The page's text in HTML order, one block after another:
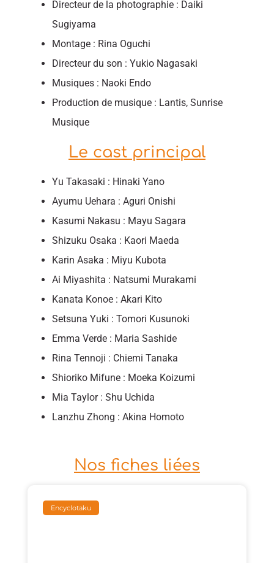
Directeur de la photographie : Daiki
Sugiyama
Montage : Rina Oguchi
Directeur du son : Yukio Nagasaki
Musiques : Naoki Endo
Production de musique : Lantis, Sunrise
Musique
Le cast principal
Yu Takasaki : Hinaki Yano
Ayumu Uehara : Aguri Onishi
Kasumi Nakasu : Mayu Sagara
Shizuku Osaka : Kaori Maeda
Karin Asaka : Miyu Kubota
Ai Miyashita : Natsumi Murakami
Kanata Konoe : Akari Kito
Setsuna Yuki : Tomori Kusunoki
Emma Verde : Maria Sashide
Rina Tennoji : Chiemi Tanaka
Shioriko Mifune : Moeka Koizumi
Mia Taylor : Shu Uchida
Lanzhu Zhong : Akina Homoto
Nos fiches liées
Encyclotaku